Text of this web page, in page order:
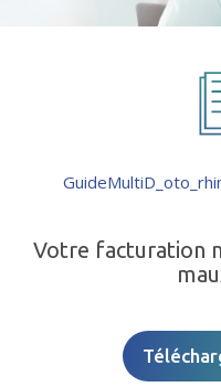
Votre facturation